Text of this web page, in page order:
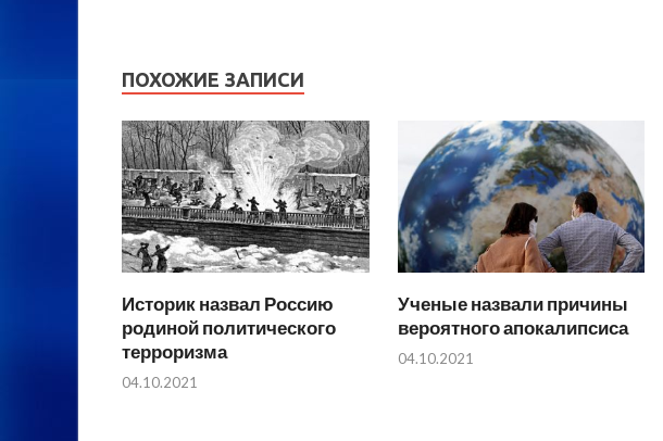
ПОХОЖИЕ ЗАПИСИ
Историк назвал Россию
родиной политического
терроризма
04.10.2021
Ученые назвали причины
вероятного апокалипсиса
04.10.2021